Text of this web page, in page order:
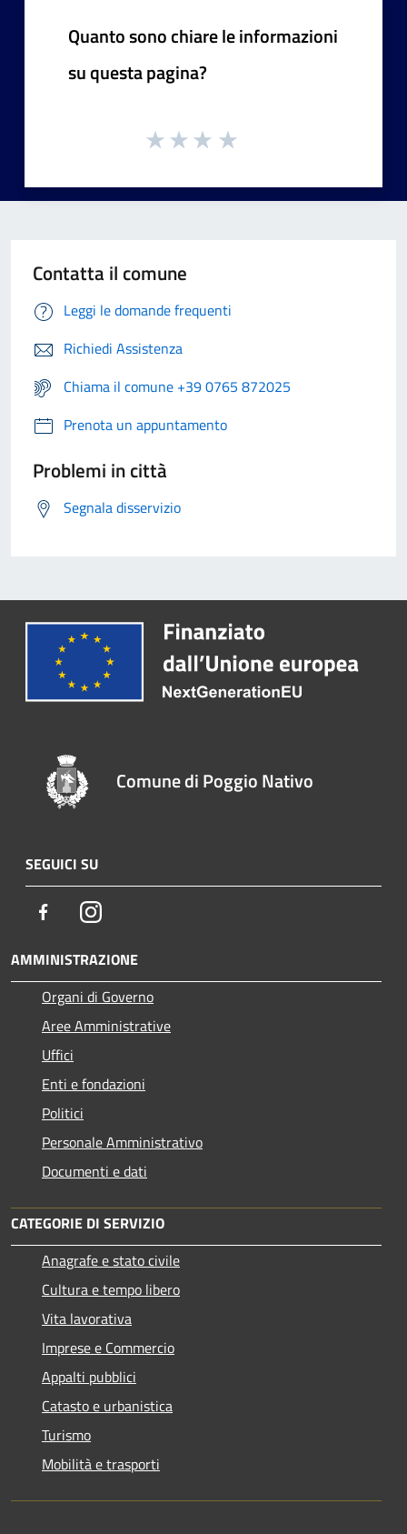
Quanto sono chiare le informazioni
su questa pagina?
Contatta il comune
Leggi le domande frequenti
Richiedi Assistenza
Chiama il comune +39 0765 872025
Prenota un appuntamento
Problemi in città
Segnala disservizio
Comune di Poggio Nativo
SEGUICI SU
FacebookInstagram
AMMINISTRAZIONE
Organi di Governo
Aree Amministrative
Uffici
Enti e fondazioni
Politici
Personale Amministrativo
Documenti e dati
CATEGORIE DI SERVIZIO
Anagrafe e stato civile
Cultura e tempo libero
Vita lavorativa
Imprese e Commercio
Appalti pubblici
Catasto e urbanistica
Turismo
Mobilità e trasporti